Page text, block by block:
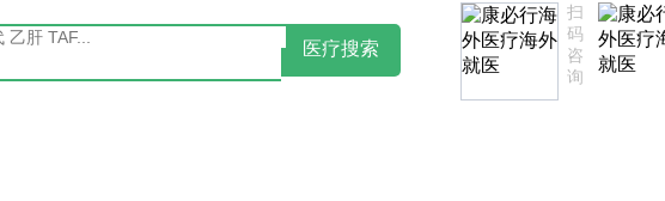
医疗搜索
扫
码
咨
询